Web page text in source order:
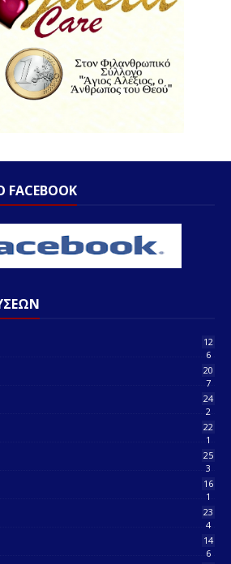
12
6
20
7
24
2
22
1
25
3
16
1
23
4
14
6